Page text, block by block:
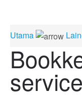
Utama